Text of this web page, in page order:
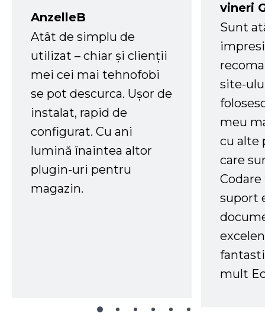
AnzelleB
Atât de simplu de
utilizat – chiar și clienții
mei cei mai tehnofobi
se pot descurca. Ușor de
instalat, rapid de
configurat. Cu ani
lumină înaintea altor
plugin-uri pentru
magazin.
vineri
Sunt
site-
meu
cu alte
care
suport
mult